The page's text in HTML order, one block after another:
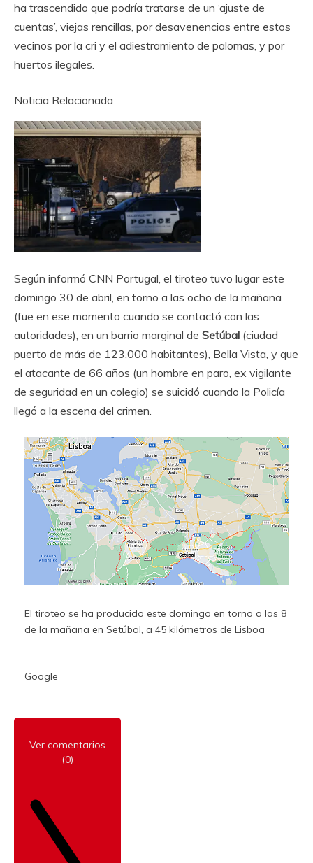
ha trascendido que podría tratarse de un ‘ajuste de
cuentas’, viejas rencillas, por desavenencias entre estos
vecinos por la cri y el adiestramiento de palomas, y por
huertos ilegales.
Noticia Relacionada
Según informó CNN Portugal, el tiroteo tuvo lugar este
domingo 30 de abril, en torno a las ocho de la mañana
(fue en ese momento cuando se contactó con las
autoridades), en un barrio marginal de Setúbal (ciudad
puerto de más de 123.000 habitantes), Bella Vista, y que
el atacante de 66 años (un hombre en paro, ex vigilante
de seguridad en un colegio) se suicidó cuando la Policía
llegó a la escena del crimen.
El tiroteo se ha producido este domingo en torno a las 8
de la mañana en Setúbal, a 45 kilómetros de Lisboa
Google
Ver comentarios
(0)